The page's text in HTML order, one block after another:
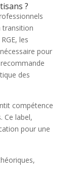
?
transition
les
pour
des
compétence
Ce label,
pour une